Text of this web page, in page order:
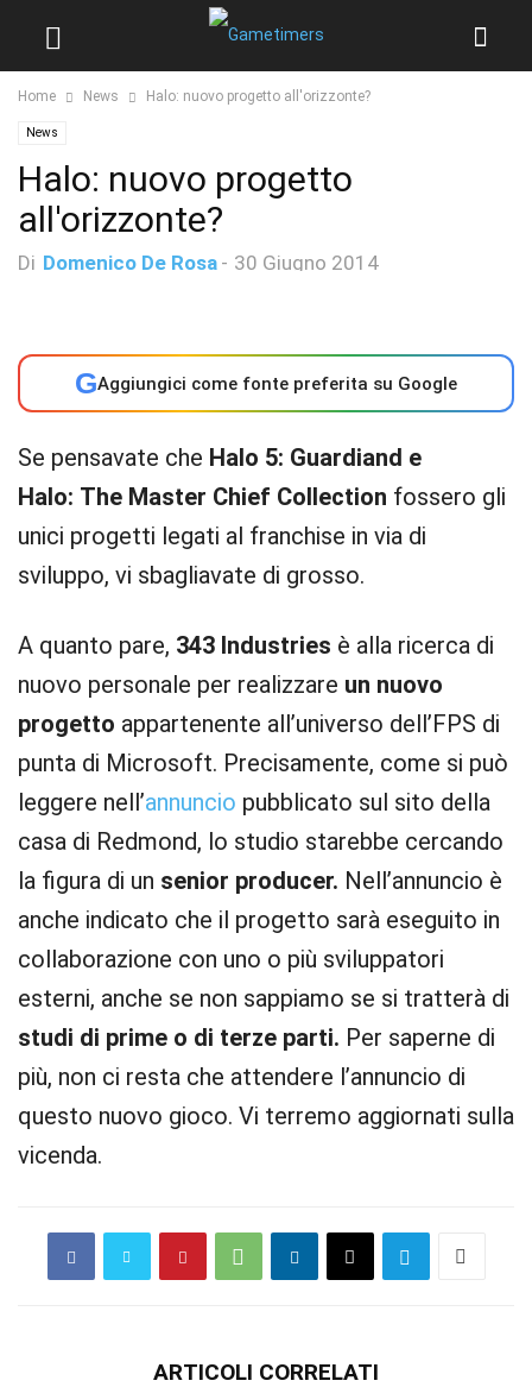
Home News Halo: nuovo progetto all'orizzonte?
News
Halo: nuovo progetto
all'orizzonte?
Di Domenico De Rosa - 30 Giugno 2014
GAggiungici come fonte preferita su Google
Se pensavate che Halo 5: Guardiand e
Halo: The Master Chief Collection fossero gli
unici progetti legati al franchise in via di
sviluppo, vi sbagliavate di grosso.
A quanto pare, 343 Industries è alla ricerca di
nuovo personale per realizzare un nuovo
progetto appartenente all’universo dell’FPS di
punta di Microsoft. Precisamente, come si può
leggere nell’annuncio pubblicato sul sito della
casa di Redmond, lo studio starebbe cercando
la figura di un senior producer. Nell’annuncio è
anche indicato che il progetto sarà eseguito in
collaborazione con uno o più sviluppatori
esterni, anche se non sappiamo se si tratterà di
studi di prime o di terze parti. Per saperne di
più, non ci resta che attendere l’annuncio di
questo nuovo gioco. Vi terremo aggiornati sulla
vicenda.
ARTICOLI CORRELATI